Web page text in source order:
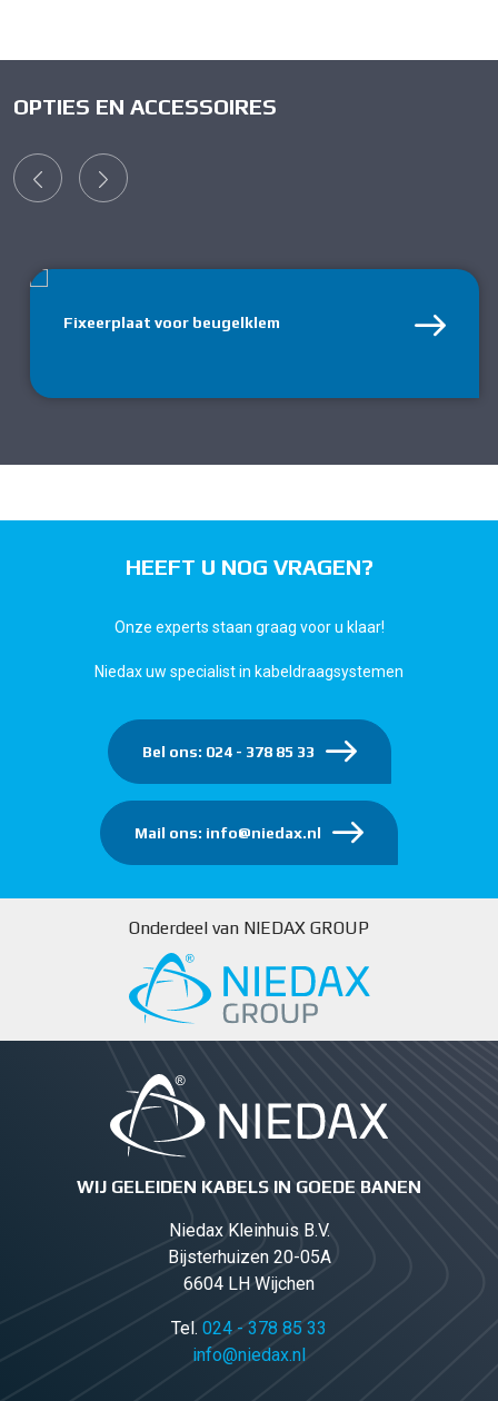
OPTIES EN ACCESSOIRES
Fixeerplaat voor beugelklem
HEEFT U NOG VRAGEN?
Onze experts staan graag voor u klaar!
Niedax uw specialist in kabeldraagsystemen
Bel ons: 024 - 378 85 33
Mail ons: info@niedax.nl
Onderdeel van NIEDAX GROUP
WIJ GELEIDEN KABELS IN GOEDE BANEN
Niedax Kleinhuis B.V.
Bijsterhuizen 20-05A
6604 LH Wijchen
Tel. 024 - 378 85 33
info@niedax.nl